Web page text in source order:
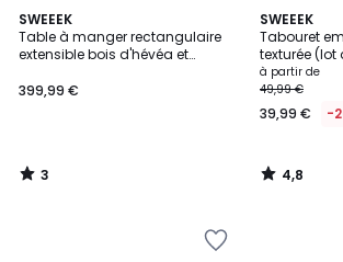
SWEEEK
Table à manger rectangulaire
extensible bois d'hévéa et
399,99 €
3
/
5
3
/
SWEEEK
Tabouret
texturée (lot
à partir de
49,99 €
39,99 € -
4,8
/ 5
9
Couleurs
4,8
/